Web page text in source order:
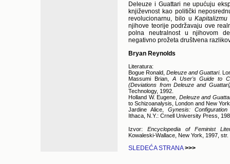
Deleuze i Guattari ne upućuju
književnost kao politički
revolucionarnu, bilo u
njihove teorije podržavaju ove
polna neutralnost u njihovom
negativno prožeta društvena
Bryan Reynolds
Literatura:
Bogue Ronald,Deleuze and Guattari.
Massumi Brian, A User's Guide to
(Deviations from Deleuze and
Technology, 1992.
Holland W. Eugene, Deleuze and
to Schizoanalysis, London and New
Jardine Alice,Gynesis:
Ithaca, N.Y.: Crnell University Press,
Izvor:Encyclopedia of Feminist
Kowaleski-Wallace, New York, 1997, str.
SLEDEĆA STRANA >>>